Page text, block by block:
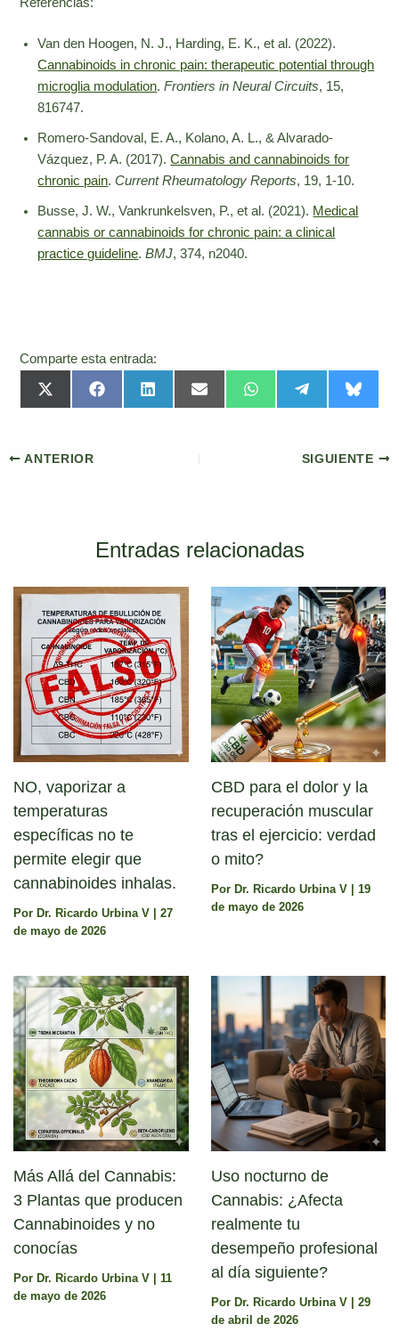
Van den Hoogen, N. J., Harding, E. K., et al. (2022).
Cannabinoids in chronic pain: therapeutic potential through
microglia modulation.Frontiers in Neural Circuits, 15,
816747.
Romero-Sandoval, E. A., Kolano, A. L., & Alvarado-
Vázquez, P. A. (2017).Cannabis and cannabinoids for
chronic pain.Current Rheumatology Reports, 19, 1-10.
Busse, J. W., Vankrunkelsven, P., et al. (2021). Medical
cannabis or cannabinoids for chronic pain: a clinical
practice guideline.BMJ, 374, n2040.
Comparte esta entrada:
Compartir
en
X
(
t
Compartir
en
F
a
Compartir
en
L
i
Compartir
en
E
m
Compartir
en
W
h
Compartir
en
e
r
en
l
k
ANTERIOR SIGUIENTE
Entradas relacionadas
NO, vaporizar a
temperaturas
específicas no te
permite elegir que
cannabinoides inhalas.
Por Dr. Ricardo Urbina V
27
de mayo de 2026
CBD para el dolor y la
recuperación muscular
tras el ejercicio: verdad
o mito?
Por Dr. Ricardo Urbina V
19
de mayo de 2026
Más Allá del Cannabis:
3 Plantas que producen
Cannabinoides y no
conocías
Por Dr. Ricardo Urbina V
11
de mayo de 2026
Uso nocturno de
Cannabis: ¿Afecta
realmente tu
desempeño profesional
al día siguiente?
Por Dr. Ricardo Urbina V
29
de abril de 2026